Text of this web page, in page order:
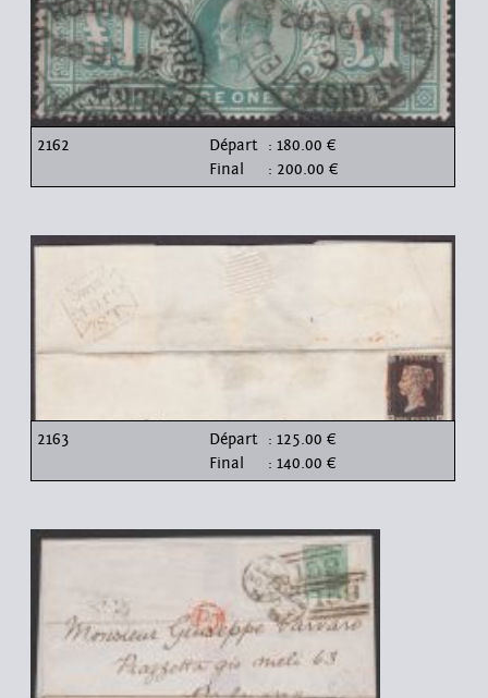
2162 Départ : 180.00 €
Final
: 200.00 €
2163 Départ : 125.00 €
Final
: 140.00 €